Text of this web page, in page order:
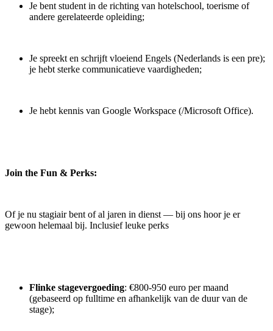
Je bent student in de richting van hotelschool, toerisme of
andere gerelateerde opleiding;
Je spreekt en schrijft vloeiend Engels (Nederlands is een pre);
je hebt sterke communicatieve vaardigheden;
Je hebt kennis van Google Workspace (/Microsoft Office).
Join the Fun & Perks:
Of je nu stagiair bent of al jaren in dienst — bij ons hoor je er
gewoon helemaal bij. Inclusief leuke perks
Flinke stagevergoeding: €800-950 euro per maand
(gebaseerd op fulltime en afhankelijk van de duur van de
stage);